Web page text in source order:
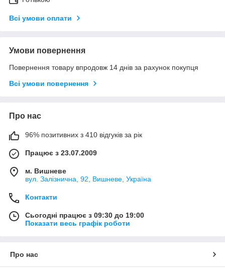
Всі умови оплати
Умови повернення
Повернення товару впродовж 14 днів за рахунок покупця
Всі умови повернення
Про нас
96% позитивних з 410 відгуків за рік
Працює з 23.07.2009
м. Вишневе
вул. Залізнична, 92, Вишневе, Україна
Контакти
Сьогодні працює з 09:30 до 19:00
Показати весь графік роботи
Про нас